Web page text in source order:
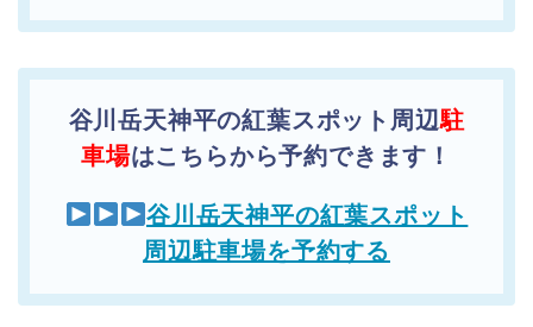
谷川岳天神平の紅葉スポット周辺駐
車場はこちらから予約できます！
谷川岳天神平の紅葉スポット
周辺駐車場を予約する